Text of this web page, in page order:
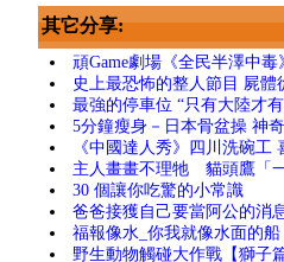
其它分享:
頑Game劇場《全民半澤中毒
史上最恐怖的整人節目 屍體
最強的停車位 “只有大陸才
5分鐘瘦身－日本骨盆操 神
《中國達人秀》四川洗碗工
主人畫畫不理牠 貓頭鷹「
30 個讓你吃驚的小常識
爸爸接獲自己要當阿公的消
福報像水_你我就像水面的船
野生動物觸碰大作戰【獅子